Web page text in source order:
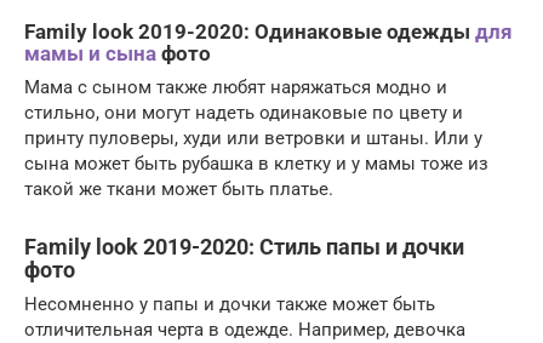
Family look 2019-2020: Одинаковые одежды для
мамы и сына фото
Мама с сыном также любят наряжаться модно и
стильно, они могут надеть одинаковые по цвету и
принту пуловеры, худи или ветровки и штаны. Или у
сына может быть рубашка в клетку и у мамы тоже из
такой же ткани может быть платье.
Family look 2019-2020: Стиль папы и дочки
фото
Несомненно у папы и дочки также может быть
отличительная черта в одежде. Например, девочка